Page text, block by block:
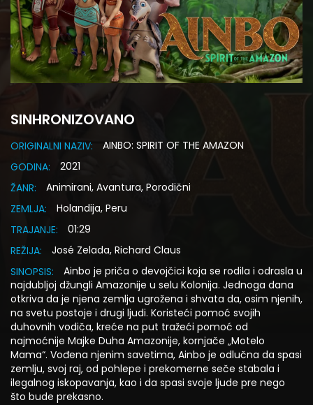
SINHRONIZOVANO
ORIGINALNI NAZIV:
AINBO: SPIRIT OF THE AMAZON
GODINA:
2021
ŽANR:
Animirani, Avantura, Porodični
ZEMLJA:
Holandija, Peru
TRAJANJE:
01:29
REŽIJA:
José Zelada, Richard Claus
SINOPSIS:
Ainbo je priča o devojčici koja se rodila i odrasla u
najdubljoj džungli Amazonije u selu Kolonija. Jednoga dana
otkriva da je njena zemlja ugrožena i shvata da, osim njenih,
na svetu postoje i drugi ljudi. Koristeći pomoć svojih
duhovnih vodiča, kreće na put tražeći pomoć od
najmoćnije Majke Duha Amazonije, kornjače „Motelo
Mama“. Vođena njenim savetima, Ainbo je odlučna da spasi
zemlju, svoj raj, od pohlepe i prekomerne seče stabala i
ilegalnog iskopavanja, kao i da spasi svoje ljude pre nego
što bude prekasno.